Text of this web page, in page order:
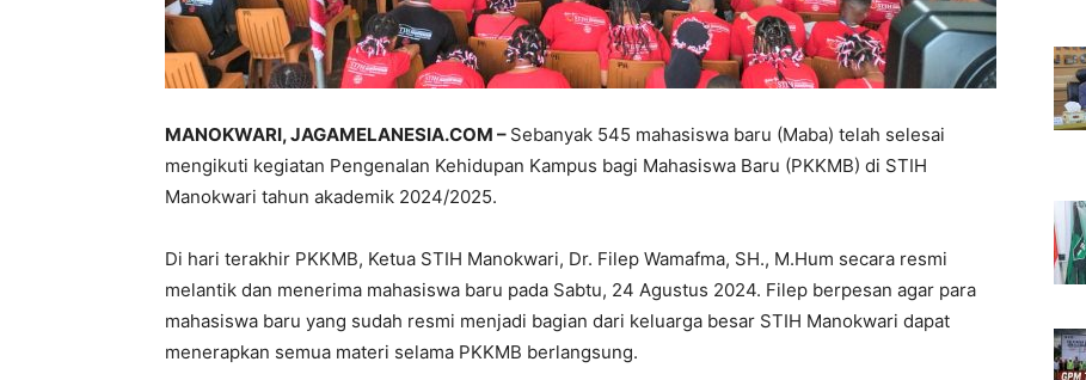
MANOKWARI, JAGAMELANESIA.COM – Sebanyak 545 mahasiswa baru (Maba) telah selesai
mengikuti kegiatan Pengenalan Kehidupan Kampus bagi Mahasiswa Baru (PKKMB) di STIH
Manokwari tahun akademik 2024/2025.
Di hari terakhir PKKMB, Ketua STIH Manokwari, Dr. Filep Wamafma, SH., M.Hum secara resmi
melantik dan menerima mahasiswa baru pada Sabtu, 24 Agustus 2024. Filep berpesan agar para
mahasiswa baru yang sudah resmi menjadi bagian dari keluarga besar STIH Manokwari dapat
menerapkan semua materi selama PKKMB berlangsung.